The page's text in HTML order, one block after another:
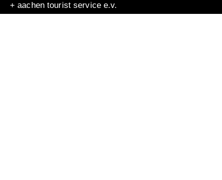
+ aachen tourist service e.v.